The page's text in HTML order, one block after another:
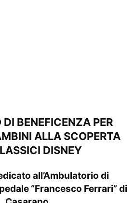
BENEFICENZA PER
ALLA SCOPERTA
DISNEY
all’Ambulatorio di
“Francesco Ferrari” di